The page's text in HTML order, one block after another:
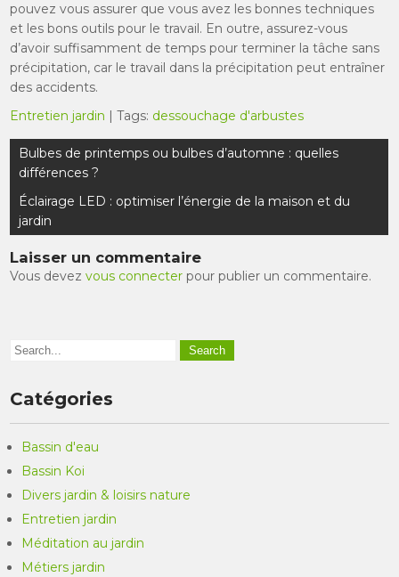
pouvez vous assurer que vous avez les bonnes techniques
et les bons outils pour le travail. En outre, assurez-vous
d’avoir suffisamment de temps pour terminer la tâche sans
précipitation, car le travail dans la précipitation peut entraîner
des accidents.
Entretien jardin
| Tags: dessouchage d'arbustes
Navigation
de
l’article
Bulbes de printemps ou bulbes d’automne : quelles
différences ?
Éclairage LED : optimiser l’énergie de la maison et du
jardin
Laisser un commentaire
Vous devezvous connecter pour publier un commentaire.
Catégories
Bassin d'eau
Bassin Koi
Divers jardin & loisirs nature
Entretien jardin
Méditation au jardin
Métiers jardin